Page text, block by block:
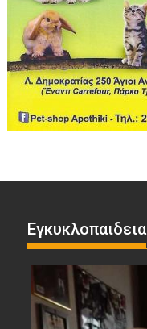
Εγκυκλοπαιδεια